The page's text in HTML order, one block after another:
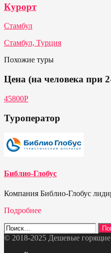
Курорт
Стамбул
Стамбул, Турция
Похожие туры
Цена (на человека при
45800Р
Туроператор
Библио-Глобус
Компания Библио-Глобус
Подробнее
Найти:
© 2018-2025 Дешевые